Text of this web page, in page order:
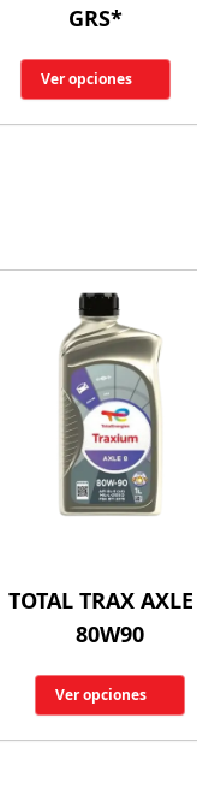
GRS*
Ver opciones
TOTAL TRAX
80W90
Ver opciones